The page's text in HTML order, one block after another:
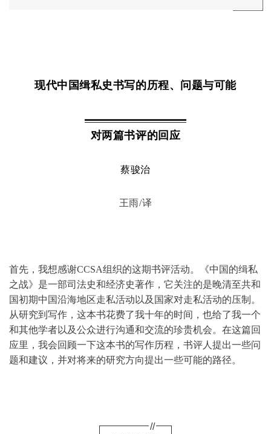
现代中国缉私史书写的历程、问题与可能
对两篇书评的回应
蔡骏治
王雨/译
首先，我想感谢CCSA组织的这期书评活动。《中国的缉私
之战》是一部司法史和经济史著作，它关注的是晚清至共和
国初期中国沿海地区走私活动以及国家对走私活动的压制。
从研究到写作，这本书花费了我十年的时间，也给了我一个
和其他学者以及公众进行沟通和交流的珍贵机会。在这篇回
应里，我会回顾一下这本书的写作历程，书评人提出一些问
题和建议，并对将来的研究方向提出一些可能的路径。
//